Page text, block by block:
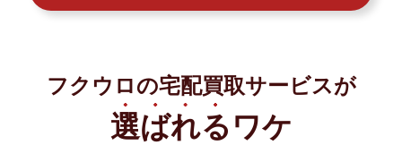
フクウロの宅配買取サービスが
選ばれる ワケ